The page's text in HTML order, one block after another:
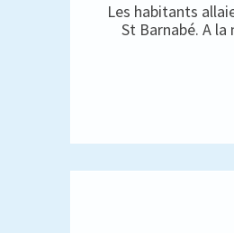
Les habitants
St Barnabé. A